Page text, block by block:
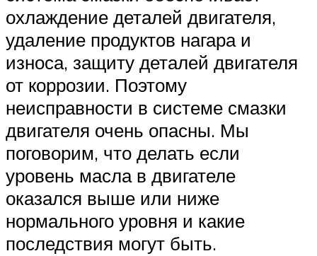
охлаждение деталей двигателя,
удаление продуктов нагара и
износа, защиту деталей двигателя
от коррозии. Поэтому
неисправности в системе смазки
двигателя очень опасны. Мы
поговорим, что делать если
уровень масла в двигателе
оказался выше или ниже
нормального уровня и какие
последствия могут быть.